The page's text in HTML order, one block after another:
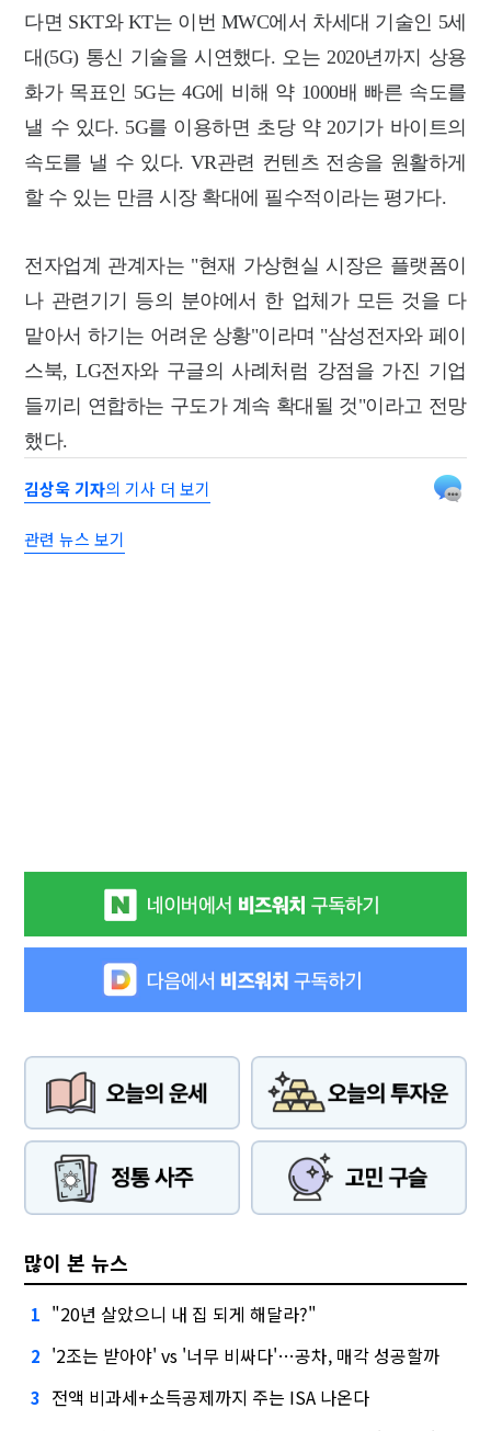
다면 SKT와 KT는 이번 MWC에서 차세대 기술인 5세
대(5G) 통신 기술을 시연했다. 오는 2020년까지 상용
화가 목표인 5G는 4G에 비해 약 1000배 빠른 속도를
낼 수 있다. 5G를 이용하면 초당 약 20기가 바이트의
속도를 낼 수 있다. VR관련 컨텐츠 전송을 원활하게
할 수 있는 만큼 시장 확대에 필수적이라는 평가다.
전자업계 관계자는 "현재 가상현실 시장은 플랫폼이
나 관련기기 등의 분야에서 한 업체가 모든 것을 다
맡아서 하기는 어려운 상황"이라며 "삼성전자와 페이
스북, LG전자와 구글의 사례처럼 강점을 가진 기업
들끼리 연합하는 구도가 계속 확대될 것"이라고 전망
했다.
김상욱 기자의 기사 더 보기
관련 뉴스 보기
많이 본 뉴스
1 "20년 살았으니 내 집 되게 해달라?"
2 '2조는 받아야' vs '너무 비싸다'…공차, 매각 성공할까
3 전액 비과세+소득공제까지 주는 ISA 나온다